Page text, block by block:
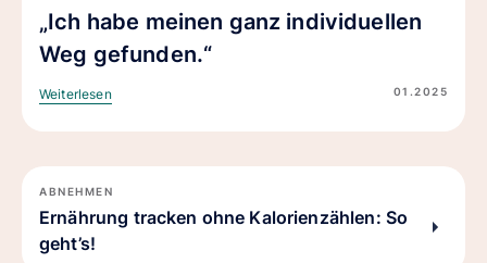
„Ich habe meinen ganz individuellen
Weg gefunden.“
Weiterlesen 01.2025
ABNEHMEN
Ernährung tracken ohne Kalorienzählen: So
geht’s!